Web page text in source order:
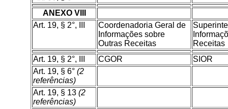
ANEXO VIII
Art. 19, § 2°, III
Coordenadoria Geral de
Informações sobre
Outras Receitas
Receitas
Art. 19, § 2°, III
CGOR
SIOR
Art. 19, § 6° (2
referências)
Art. 19, § 13 (2
referências)